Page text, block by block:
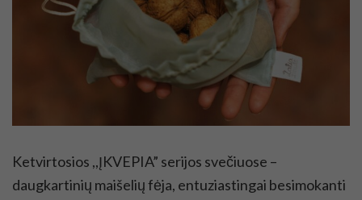
Ketvirtosios ,,ĮKVEPIA” serijos svečiuose –
daugkartinių maišelių fėja, entuziastingai besimokanti